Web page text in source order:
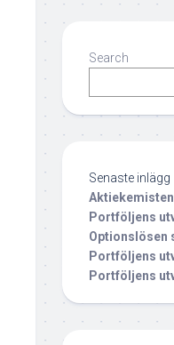
Search
Senaste inlägg
Portföljens
Optionslösen
Portföljens
Portföljens